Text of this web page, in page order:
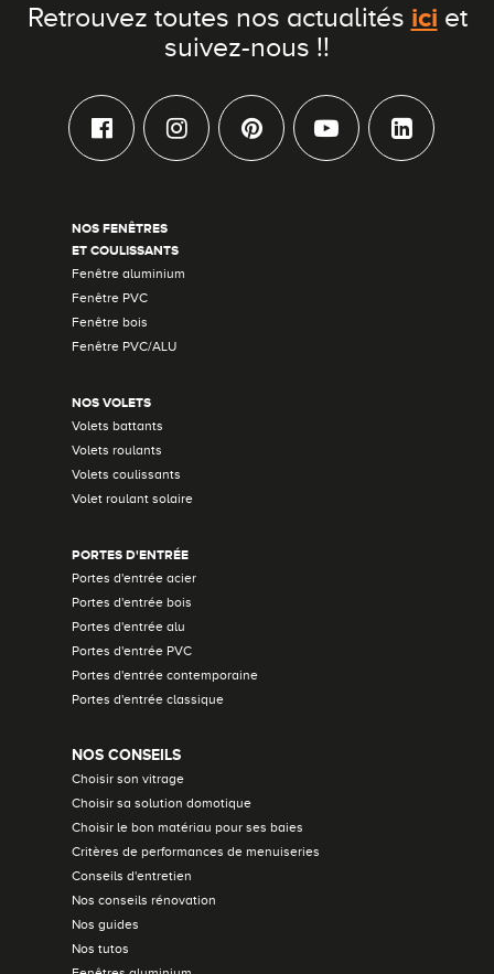
Retrouvez toutes nos actualités ici et
suivez-nous !!
NOS FENÊTRES
ET COULISSANTS
Fenêtre aluminium
Fenêtre PVC
Fenêtre bois
Fenêtre PVC/ALU
NOS VOLETS
Volets battants
Volets roulants
Volets coulissants
Volet roulant solaire
PORTES D'ENTRÉE
Portes d'entrée acier
Portes d'entrée bois
Portes d'entrée alu
Portes d'entrée PVC
Portes d'entrée contemporaine
Portes d'entrée classique
NOS CONSEILS
Choisir son vitrage
Choisir sa solution domotique
Choisir le bon matériau pour ses baies
Critères de performances de menuiseries
Conseils d'entretien
Nos conseils rénovation
Nos guides
Nos tutos